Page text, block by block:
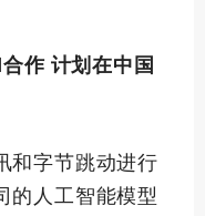
作 计划在中国
和字节跳动进行
的人工智能模型